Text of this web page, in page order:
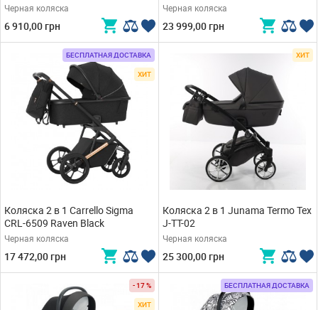
Черная коляска
6 910,00 грн
Черная коляска
23 999,00 грн
БЕСПЛАТНАЯ ДОСТАВКА
ХИТ
Коляска 2 в 1 Carrello Sigma
CRL-6509 Raven Black
Черная коляска
17 472,00 грн
ХИТ
Коляска 2 в 1 Junama Termo Tex
J-TT-02
Черная коляска
25 300,00 грн
- 17 %
ХИТ
БЕСПЛАТНАЯ ДОСТАВКА